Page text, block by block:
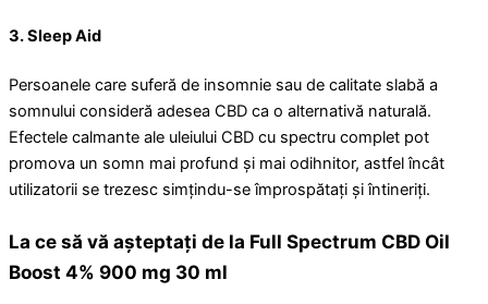
3. Sleep Aid
Persoanele care suferă de insomnie sau de calitate slabă a
somnului consideră adesea CBD ca o alternativă naturală.
Efectele calmante ale uleiului CBD cu spectru complet pot
promova un somn mai profund și mai odihnitor, astfel încât
utilizatorii se trezesc simțindu-se împrospătați și întineriți.
La ce să vă așteptați de la Full Spectrum CBD Oil
Boost 4% 900 mg 30 ml